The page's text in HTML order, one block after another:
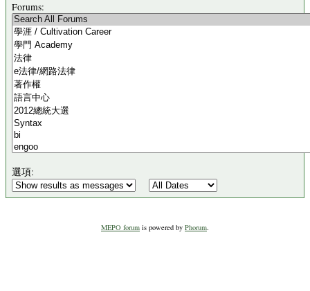
Forums:
選項:
MEPO forum is powered by Phorum.